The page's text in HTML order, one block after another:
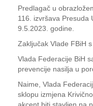
Predlagač u
116. izvršava Presuda
9.5.2023. godine.
Zaključak Vlade FBiH
Vlada Federacije BiH
prevencije nasilja u
Naime, Vlada
sklopu izmjena